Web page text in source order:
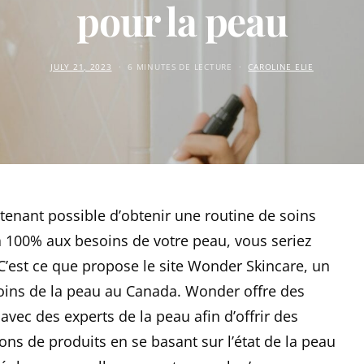
pour la peau
JULY 21, 2023 6 MINUTES DE LECTURE CAROLINE ELIE
possible d’obtenir une routine de soins
aux besoins de votre peau, vous seriez
ce que propose le site Wonder Skincare, un
de la peau au Canada. Wonder offre des
des experts de la peau afin d’offrir des
de produits en se basant sur l’état de la peau